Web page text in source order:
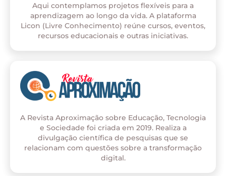
Aqui contemplamos projetos flexíveis para a
aprendizagem ao longo da vida. A plataforma
Licon (Livre Conhecimento) reúne cursos, eventos,
recursos educacionais e outras iniciativas.
A Revista Aproximação sobre Educação, Tecnologia
e Sociedade foi criada em 2019. Realiza a
divulgação científica de pesquisas que se
relacionam com questões sobre a transformação
digital.